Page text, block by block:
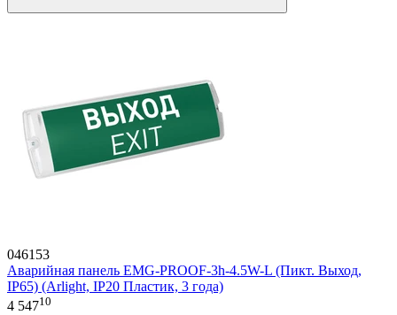
046153
Аварийная панель EMG-PROOF-3h-4.5W-L (Пикт. Выход,
IP65) (Arlight, IP20 Пластик, 3 года)
4 54710